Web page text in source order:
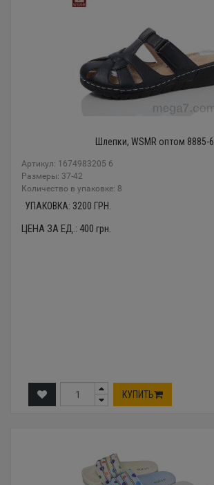
Шлепки, WSMR оптом 8885-6
Артикул: 1674983205 6
Размеры: 37-42
Количество в упаковке: 8
УПАКОВКА: 3200 ГРН.
ЦЕНА ЗА ЕД.: 400 грн.
КУПИТЬ